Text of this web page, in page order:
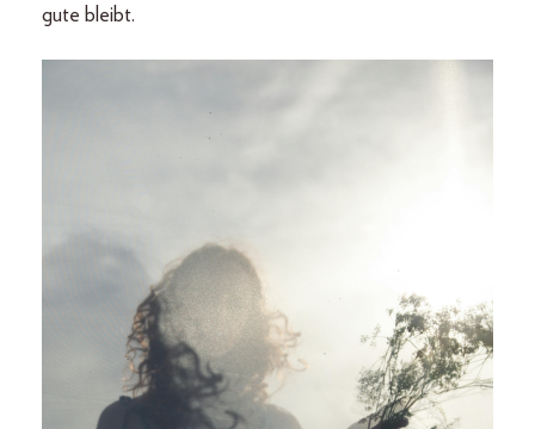
gute bleibt.